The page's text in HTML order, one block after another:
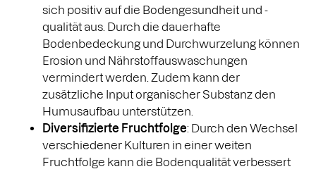
sich positiv auf die Bodengesundheit und -
qualität aus. Durch die dauerhafte
Bodenbedeckung und Durchwurzelung können
Erosion und Nährstoffauswaschungen
vermindert werden. Zudem kann der
zusätzliche Input organischer Substanz den
Humusaufbau unterstützen.
Diversifizierte Fruchtfolge: Durch den Wechsel
verschiedener Kulturen in einer weiten
Fruchtfolge kann die Bodenqualität verbessert